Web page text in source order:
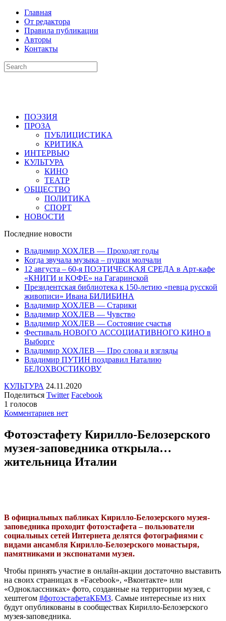
Главная
От редактора
Правила публикации
Авторы
Контакты
ПОЭЗИЯ
ПРОЗА
ПУБЛИЦИСТИКА
КРИТИКА
ИНТЕРВЬЮ
КУЛЬТУРА
КИНО
ТЕАТР
ОБЩЕСТВО
ПОЛИТИКА
СПОРТ
НОВОСТИ
Последние новости
Владимир ХОХЛЕВ — Проходят годы
Когда звучала музыка – пушки молчали
12 августа – 60-я ПОЭТИЧЕСКАЯ СРЕДА в Арт-кафе
«КНИГИ и КОФЕ» на Гагаринской
Президентская библиотека к 150-летию «певца русской
живописи» Ивана БИЛИБИНА
Владимир ХОХЛЕВ — Старики
Владимир ХОХЛЕВ — Чувство
Владимир ХОХЛЕВ — Состояние счастья
Фестиваль НОВОГО АССОЦИАТИВНОГО КИНО в
Выборге
Владимир ХОХЛЕВ — Про слова и взгляды
Владимир ПУТИН поздравил Наталию
БЕЛОХВОСТИКОВУ
КУЛЬТУРА 24.11.2020
Поделиться Twitter Facebook
1 голосов
Комментариев нет
Фотоэстафету Кирилло-Белозерского
музея-заповедника открыла…
жительница Италии
В официальных пабликах Кирилло-Белозерского музея-
заповедника проходит фотоэстафета – пользователи
социальных сетей Интернета делятся фотографиями с
видами ансамбля Кирилло-Белозерского монастыря,
памятниками и экспонатами музея.
Чтобы принять участие в онлайн-акции достаточно выставить
на своих страницах в «Facebook», «Вконтакте» или
«Одноклассниках» фото, созданные на территории музея, с
хештегом #фотоэстафетаКБМЗ. Самые интересные из них
будут опубликованы в сообществах Кирилло-Белозерского
музея-заповедника.